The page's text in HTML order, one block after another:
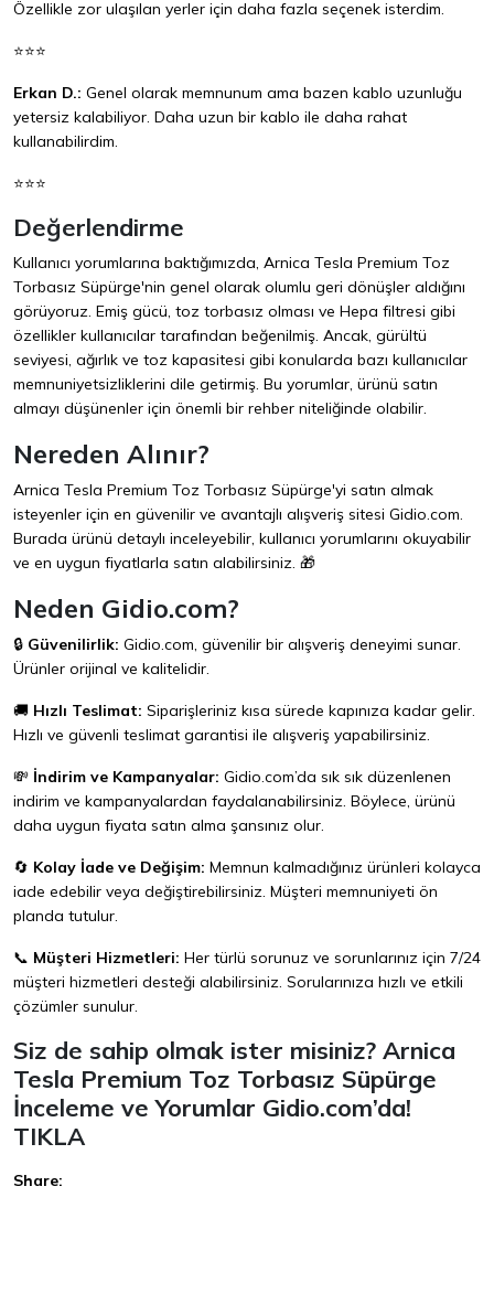
Özellikle zor ulaşılan yerler için daha fazla seçenek isterdim.
⭐⭐⭐
Erkan D.: Genel olarak memnunum ama bazen kablo uzunluğu
yetersiz kalabiliyor. Daha uzun bir kablo ile daha rahat
kullanabilirdim.
⭐⭐⭐
Değerlendirme
Kullanıcı yorumlarına baktığımızda, Arnica Tesla Premium Toz
Torbasız Süpürge'nin genel olarak olumlu geri dönüşler aldığını
görüyoruz. Emiş gücü, toz torbasız olması ve Hepa filtresi gibi
özellikler kullanıcılar tarafından beğenilmiş. Ancak, gürültü
seviyesi, ağırlık ve toz kapasitesi gibi konularda bazı kullanıcılar
memnuniyetsizliklerini dile getirmiş. Bu yorumlar, ürünü satın
almayı düşünenler için önemli bir rehber niteliğinde olabilir.
Nereden Alınır?
Arnica Tesla Premium Toz Torbasız Süpürge'yi satın almak
isteyenler için en güvenilir ve avantajlı alışveriş sitesi Gidio.com.
Burada ürünü detaylı inceleyebilir, kullanıcı yorumlarını okuyabilir
ve en uygun fiyatlarla satın alabilirsiniz. 🎁
Neden Gidio.com?
🔒 Güvenilirlik: Gidio.com, güvenilir bir alışveriş deneyimi sunar.
Ürünler orijinal ve kalitelidir.
🚚 Hızlı Teslimat: Siparişleriniz kısa sürede kapınıza kadar gelir.
Hızlı ve güvenli teslimat garantisi ile alışveriş yapabilirsiniz.
💸 İndirim ve Kampanyalar: Gidio.com’da sık sık düzenlenen
indirim ve kampanyalardan faydalanabilirsiniz. Böylece, ürünü
daha uygun fiyata satın alma şansınız olur.
🔄 Kolay İade ve Değişim: Memnun kalmadığınız ürünleri kolayca
iade edebilir veya değiştirebilirsiniz. Müşteri memnuniyeti ön
planda tutulur.
📞 Müşteri Hizmetleri: Her türlü sorunuz ve sorunlarınız için 7/24
müşteri hizmetleri desteği alabilirsiniz. Sorularınıza hızlı ve etkili
çözümler sunulur.
Siz de sahip olmak ister misiniz? Arnica
Tesla Premium Toz Torbasız Süpürge
İnceleme ve Yorumlar Gidio.com’da!
TIKLA
Share: